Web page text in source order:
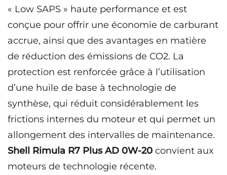
« Low SAPS » haute performance et est
conçue pour offrir une économie de carburant
accrue, ainsi que des avantages en matière
de réduction des émissions de CO2. La
protection est renforcée grâce à l’utilisation
d’une huile de base à technologie de
synthèse, qui réduit considérablement les
frictions internes du moteur et qui permet un
allongement des intervalles de maintenance.
Shell Rimula R7 Plus AD 0W-20 convient aux
moteurs de technologie récente.